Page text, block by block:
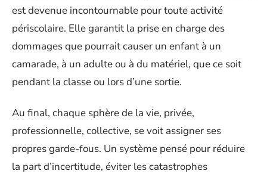
est devenue incontournable pour toute activité
périscolaire. Elle garantit la prise en charge des
dommages que pourrait causer un enfant à un
camarade, à un adulte ou à du matériel, que ce soit
pendant la classe ou lors d’une sortie.
Au final, chaque sphère de la vie, privée,
professionnelle, collective, se voit assigner ses
propres garde-fous. Un système pensé pour réduire
la part d’incertitude, éviter les catastrophes